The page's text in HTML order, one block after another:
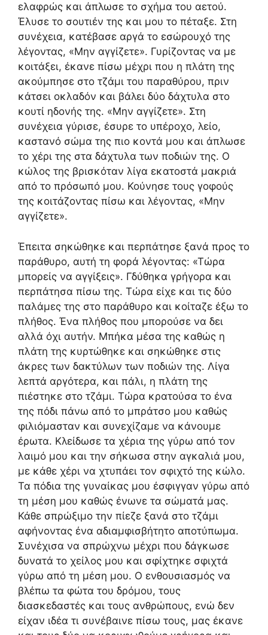
ελαφρώς και άπλωσε το σχήμα του αετού.
Έλυσε το σουτιέν της και μου το πέταξε. Στη
συνέχεια, κατέβασε αργά το εσώρουχό της
λέγοντας, «Μην αγγίζετε». Γυρίζοντας να με
κοιτάξει, έκανε πίσω μέχρι που η πλάτη της
ακούμπησε στο τζάμι του παραθύρου, πριν
κάτσει οκλαδόν και βάλει δύο δάχτυλα στο
κουτί ηδονής της. «Μην αγγίζετε». Στη
συνέχεια γύρισε, έσυρε το υπέροχο, λείο,
καστανό σώμα της πιο κοντά μου και άπλωσε
το χέρι της στα δάχτυλα των ποδιών της. Ο
κώλος της βρισκόταν λίγα εκατοστά μακριά
από το πρόσωπό μου. Κούνησε τους γοφούς
της κοιτάζοντας πίσω και λέγοντας, «Μην
αγγίζετε».
Έπειτα σηκώθηκε και περπάτησε ξανά προς το
παράθυρο, αυτή τη φορά λέγοντας: «Τώρα
μπορείς να αγγίξεις». Γδύθηκα γρήγορα και
περπάτησα πίσω της. Τώρα είχε και τις δύο
παλάμες της στο παράθυρο και κοίταζε έξω το
πλήθος. Ένα πλήθος που μπορούσε να δει
αλλά όχι αυτήν. Μπήκα μέσα της καθώς η
πλάτη της κυρτώθηκε και σηκώθηκε στις
άκρες των δακτύλων των ποδιών της. Λίγα
λεπτά αργότερα, και πάλι, η πλάτη της
πιέστηκε στο τζάμι. Τώρα κρατούσα το ένα
της πόδι πάνω από το μπράτσο μου καθώς
φιλιόμασταν και συνεχίζαμε να κάνουμε
έρωτα. Κλείδωσε τα χέρια της γύρω από τον
λαιμό μου και την σήκωσα στην αγκαλιά μου,
με κάθε χέρι να χτυπάει τον σφιχτό της κώλο.
Τα πόδια της γυναίκας μου έσφιγγαν γύρω από
τη μέση μου καθώς ένωνε τα σώματά μας.
Κάθε σπρώξιμο την πίεζε ξανά στο τζάμι
αφήνοντας ένα αδιαμφισβήτητο αποτύπωμα.
Συνέχισα να σπρώχνω μέχρι που δάγκωσε
δυνατά το χείλος μου και σφίχτηκε σφιχτά
γύρω από τη μέση μου. Ο ενθουσιασμός να
βλέπω τα φώτα του δρόμου, τους
διασκεδαστές και τους ανθρώπους, ενώ δεν
είχαν ιδέα τι συνέβαινε πίσω τους, μας έκανε